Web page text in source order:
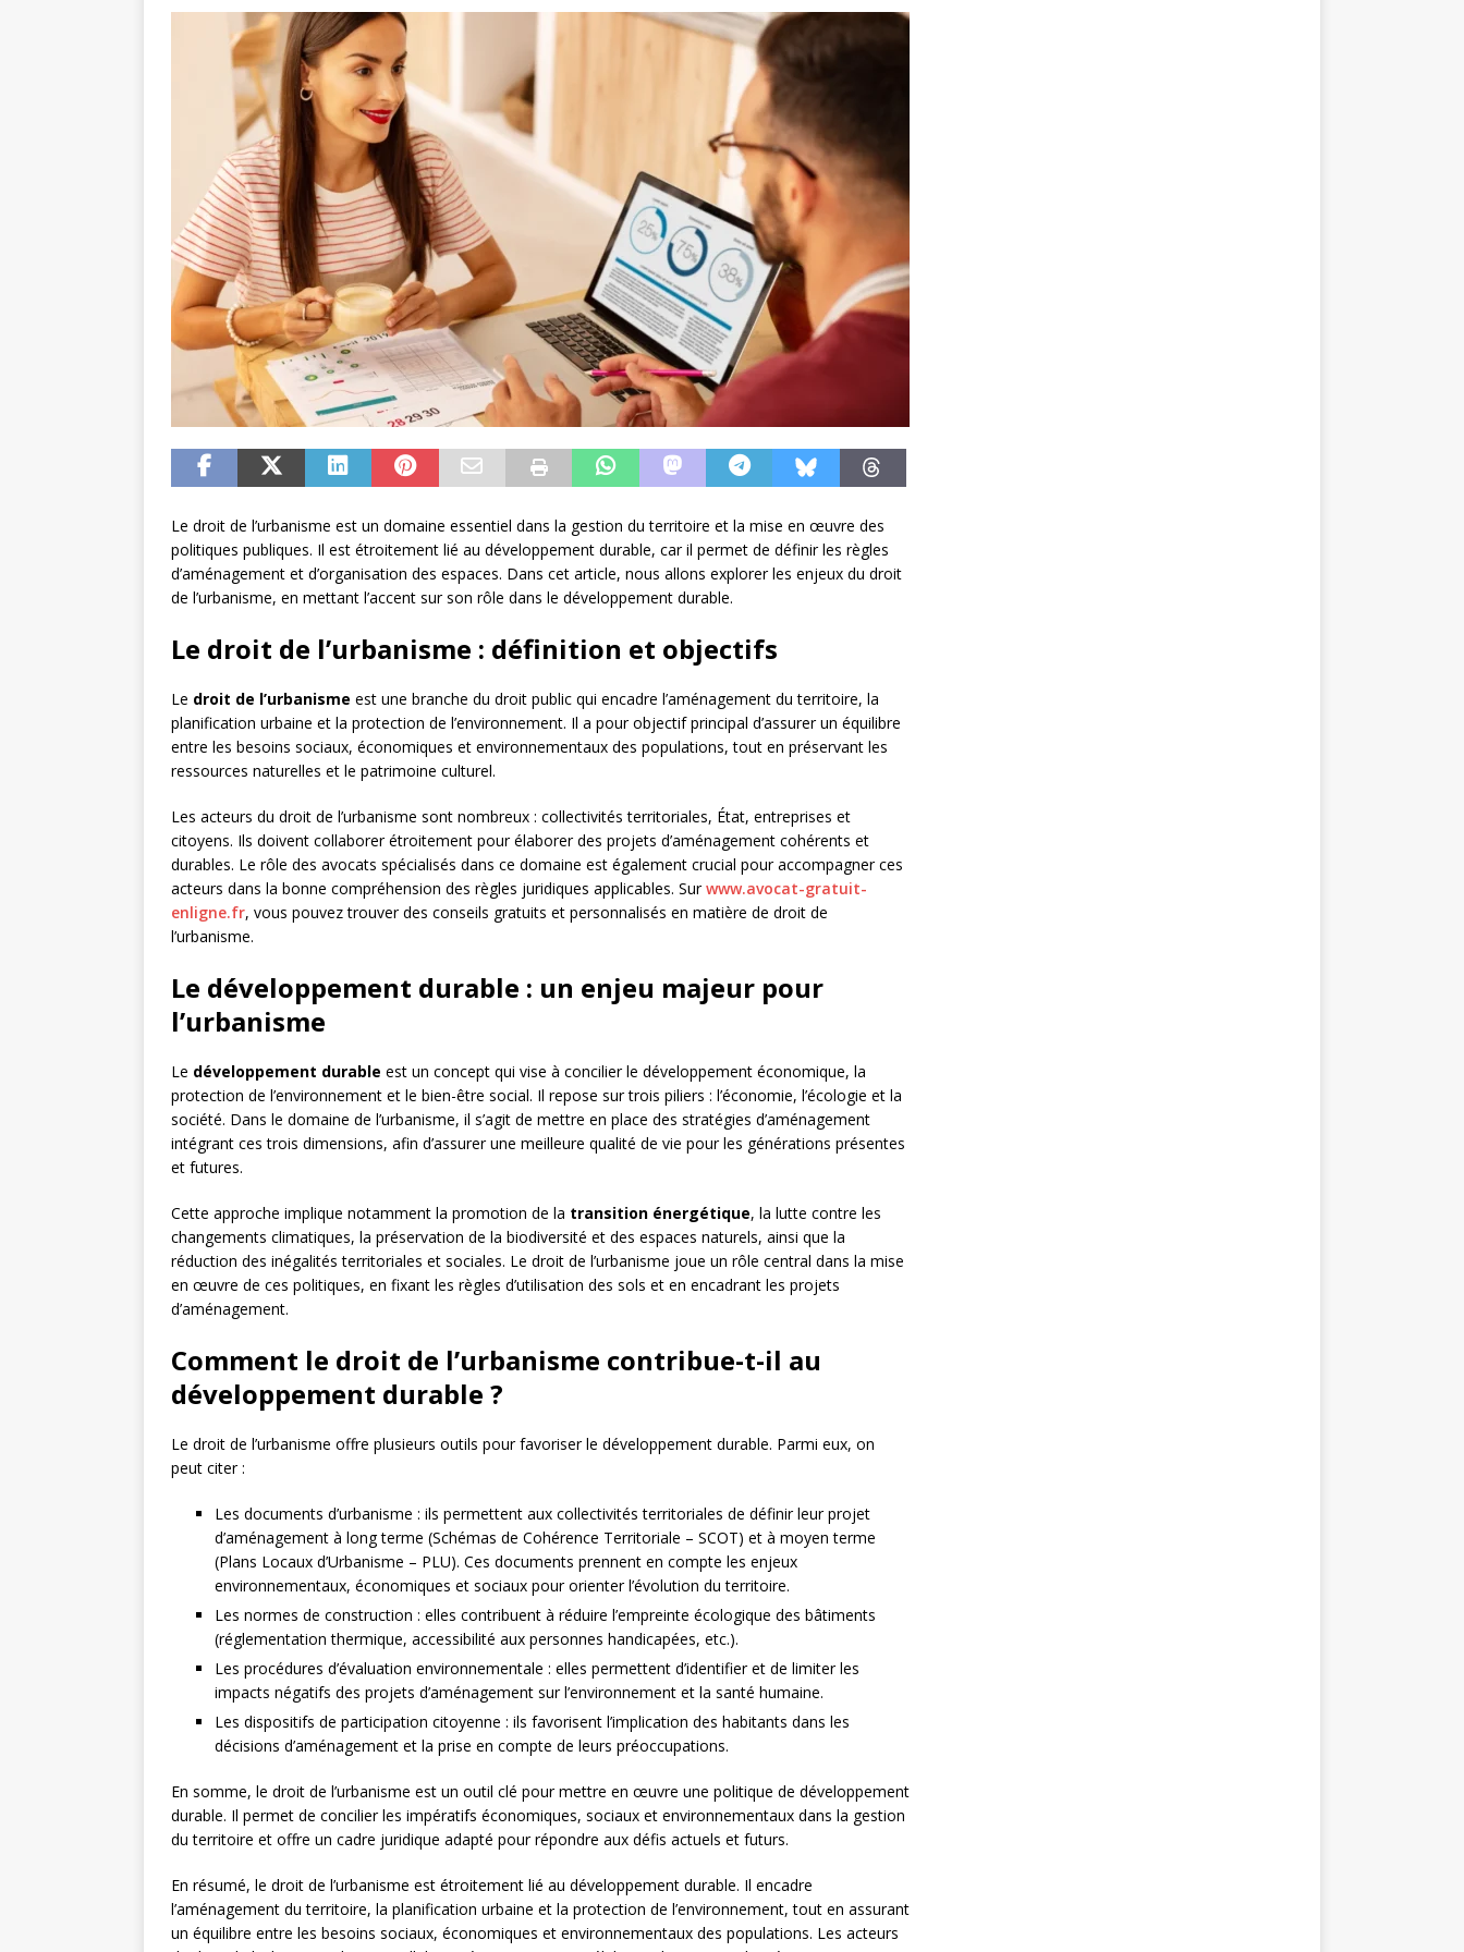
Le droit de l’urbanisme est un domaine essentiel dans la gestion du territoire et la mise en œuvre des
politiques publiques. Il est étroitement lié au développement durable, car il permet de définir les règles
d’aménagement et d’organisation des espaces. Dans cet article, nous allons explorer les enjeux du droit
de l’urbanisme, en mettant l’accent sur son rôle dans le développement durable.
Le droit de l’urbanisme : définition et objectifs
Le droit de l’urbanisme est une branche du droit public qui encadre l’aménagement du territoire, la
planification urbaine et la protection de l’environnement. Il a pour objectif principal d’assurer un équilibre
entre les besoins sociaux, économiques et environnementaux des populations, tout en préservant les
ressources naturelles et le patrimoine culturel.
Les acteurs du droit de l’urbanisme sont nombreux : collectivités territoriales, État, entreprises et
citoyens. Ils doivent collaborer étroitement pour élaborer des projets d’aménagement cohérents et
durables. Le rôle des avocats spécialisés dans ce domaine est également crucial pour accompagner ces
acteurs dans la bonne compréhension des règles juridiques applicables. Surwww.avocat-gratuit-
enligne.fr, vous pouvez trouver des conseils gratuits et personnalisés en matière de droit de
l’urbanisme.
Le développement durable : un enjeu majeur pour
l’urbanisme
Le développement durable est un concept qui vise à concilier le développement économique, la
protection de l’environnement et le bien-être social. Il repose sur trois piliers : l’économie, l’écologie et la
société. Dans le domaine de l’urbanisme, il s’agit de mettre en place des stratégies d’aménagement
intégrant ces trois dimensions, afin d’assurer une meilleure qualité de vie pour les générations présentes
et futures.
Cette approche implique notamment la promotion de la transition énergétique, la lutte contre les
changements climatiques, la préservation de la biodiversité et des espaces naturels, ainsi que la
réduction des inégalités territoriales et sociales. Le droit de l’urbanisme joue un rôle central dans la mise
en œuvre de ces politiques, en fixant les règles d’utilisation des sols et en encadrant les projets
d’aménagement.
Comment le droit de l’urbanisme contribue-t-il au
développement durable ?
Le droit de l’urbanisme offre plusieurs outils pour favoriser le développement durable. Parmi eux, on
peut citer :
Les documents d’urbanisme : ils permettent aux collectivités territoriales de définir leur projet
d’aménagement à long terme (Schémas de Cohérence Territoriale – SCOT) et à moyen terme
(Plans Locaux d’Urbanisme – PLU). Ces documents prennent en compte les enjeux
environnementaux, économiques et sociaux pour orienter l’évolution du territoire.
Les normes de construction : elles contribuent à réduire l’empreinte écologique des bâtiments
(réglementation thermique, accessibilité aux personnes handicapées, etc.).
Les procédures d’évaluation environnementale : elles permettent d’identifier et de limiter les
impacts négatifs des projets d’aménagement sur l’environnement et la santé humaine.
Les dispositifs de participation citoyenne : ils favorisent l’implication des habitants dans les
décisions d’aménagement et la prise en compte de leurs préoccupations.
En somme, le droit de l’urbanisme est un outil clé pour mettre en œuvre une politique de développement
durable. Il permet de concilier les impératifs économiques, sociaux et environnementaux dans la gestion
du territoire et offre un cadre juridique adapté pour répondre aux défis actuels et futurs.
En résumé, le droit de l’urbanisme est étroitement lié au développement durable. Il encadre
l’aménagement du territoire, la planification urbaine et la protection de l’environnement, tout en assurant
un équilibre entre les besoins sociaux, économiques et environnementaux des populations. Les acteurs